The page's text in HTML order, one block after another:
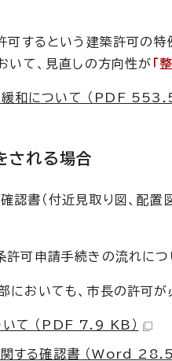
るという建築許可の特
いて、見直しの方向性が
緩和について （PDF
される場合
書（付近見取り図、配置
可申請手続きの流れにつ
おいても、市長の許可が
いて （PDF 7.9 KB）
する確認書 （Word 28.5